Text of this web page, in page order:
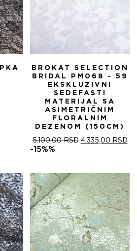
BROKAT SELECTION
BRIDAL PM068 - 59
EKSKLUZIVNI
SEDEFASTI
MATERIJAL SA
ASIMETRIČNIM
FLORALNIM
DEZENOM (150CM)
5.100,00RSD ОРИГИНАЛНА
5.100,00 RSD.
4.335,00 RSD
-15%%